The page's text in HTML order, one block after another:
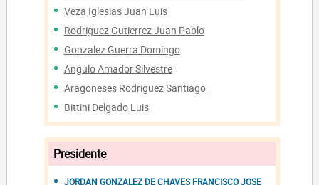
Veza Iglesias Juan Luis
Rodriguez Gutierrez Juan Pablo
Gonzalez Guerra Domingo
Angulo Amador Silvestre
Aragoneses Rodriguez Santiago
Bittini Delgado Luis
Presidente
JORDAN GONZALEZ DE CHAVES FRANCISCO JOSE